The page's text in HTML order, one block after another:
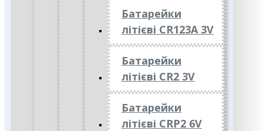
Батарейки
літієві CR123A 3V
Батарейки
літієві CR2 3V
Батарейки
літієві CRP2 6V